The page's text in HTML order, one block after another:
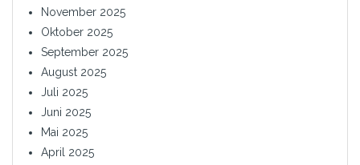
November 2025
Oktober 2025
September 2025
August 2025
Juli 2025
Juni 2025
Mai 2025
April 2025